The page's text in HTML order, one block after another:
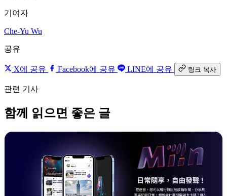
기여자
Che-Yu Wu
공유
X에 공유 Facebook에 공유 LINE에 공유 링크 복사
관련 기사
함께 읽으면 좋은 글